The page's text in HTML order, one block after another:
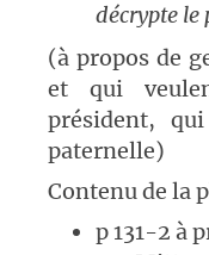
décrypte le
(à propos de
et qui
président,
paternelle)
Contenu de la
p 131-2 à